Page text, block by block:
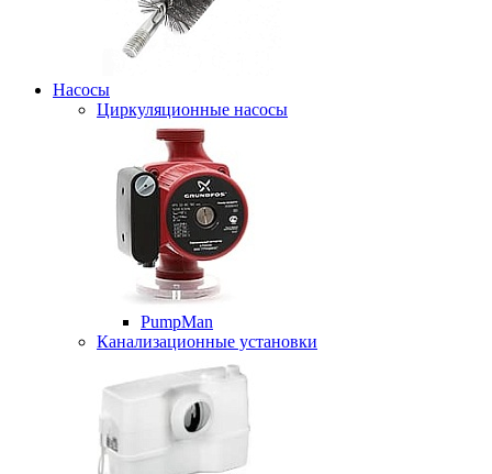
Насосы
Циркуляционные насосы
PumpMan
Канализационные установки